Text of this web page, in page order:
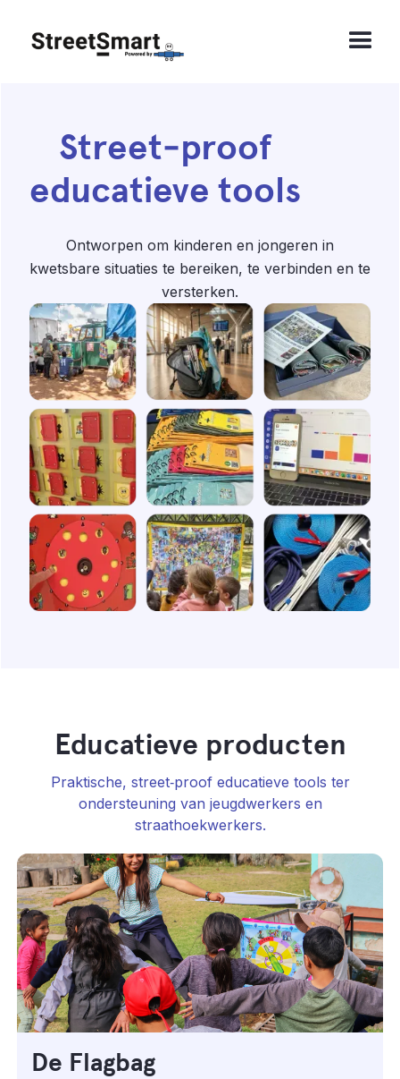
Street‑proof
educatieve tools
Ontworpen om kinderen en jongeren in
kwetsbare situaties te bereiken, te verbinden en te
versterken.
Educatieve producten
Praktische, street‑proof educatieve tools ter
ondersteuning van jeugdwerkers en
straathoekwerkers.
De Flagbag